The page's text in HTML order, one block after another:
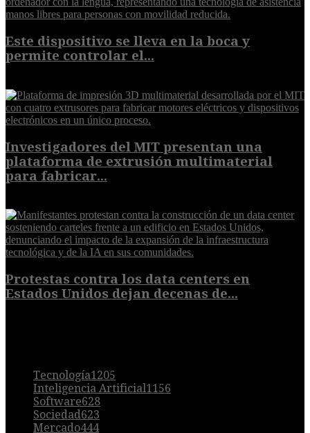
Este dispositivo se lleva en la boca y
permite controlar el...
Investigadores del MIT presentan una
plataforma de extrusión multimaterial
para fabricar...
Protestas contra los data centers en
Estados Unidos dejan decenas de...
Tecnología1205
Inteligencia Artificial1156
Software628
Sociedad623
Mercado444